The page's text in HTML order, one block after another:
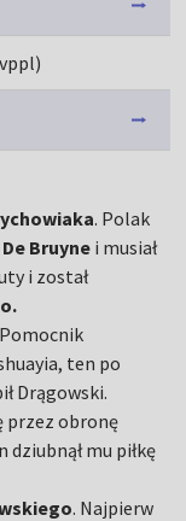
. Polak
Bruyne i musiał
i został
ten po
Drągowski.
przez obronę
mu piłkę
. Najpierw